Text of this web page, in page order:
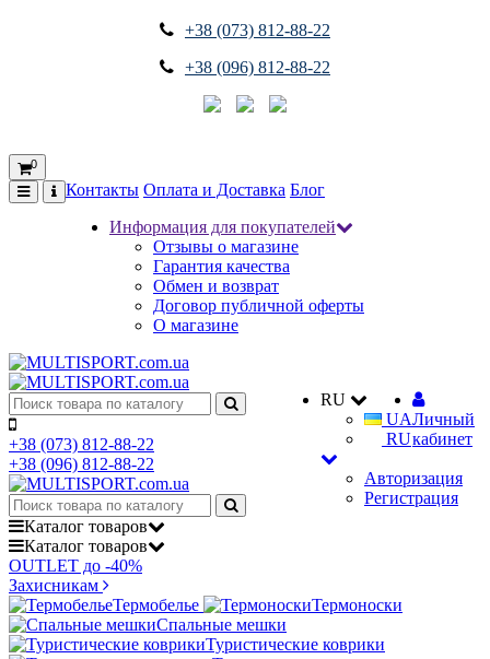
+38 (073) 812-88-22
+38 (096) 812-88-22
0
Контакты Оплата и Доставка Блог
Информация для покупателей
Отзывы о магазине
Гарантия качества
Обмен и возврат
Договор публичной оферты
О магазине
RU
UA
RU
Личный
кабинет
Авторизация
Регистрация
+38 (073) 812-88-22
+38 (096) 812-88-22
Каталог товаров
Каталог товаров
OUTLET до -40%
Захисникам
Термобелье
Термоноски
Спальные мешки
Туристические коврики